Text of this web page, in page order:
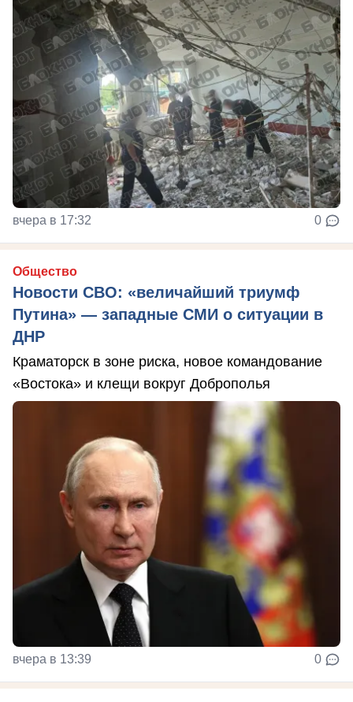
вчера в 17:32 0
Общество
Новости СВО: «величайший триумф
Путина» — западные СМИ о ситуации в
ДНР
Краматорск в зоне риска, новое командование
«Востока» и клещи вокруг Доброполья
вчера в 13:39 0